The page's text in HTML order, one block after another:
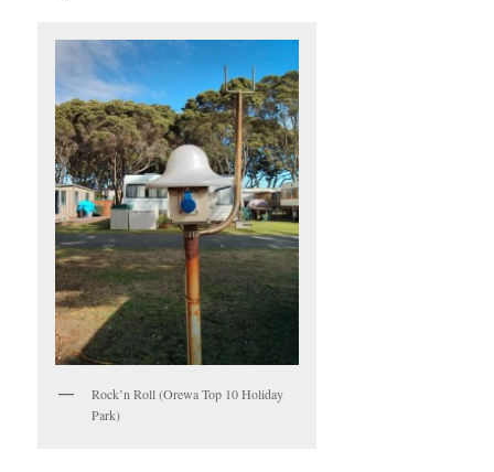
Rock’n Roll (Orewa Top 10 Holiday
Park)